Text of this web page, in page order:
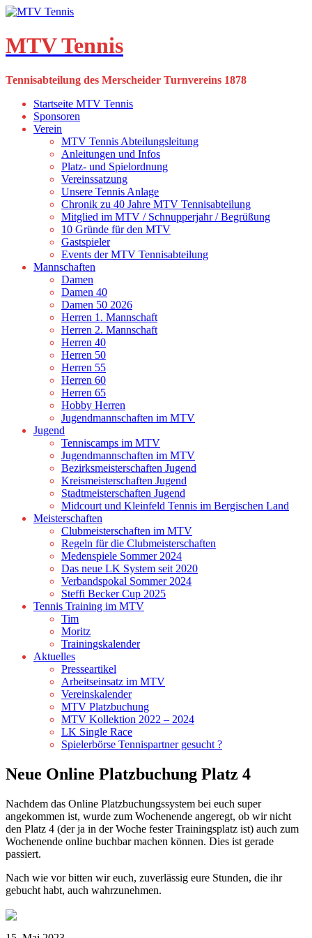
Skip
content
MTV Tennis
Tennisabteilung des Merscheider Turnvereins 1878
Startseite MTV Tennis
Sponsoren
Verein
MTV Tennis Abteilungsleitung
Anleitungen und Infos
Platz- und Spielordnung
Vereinssatzung
Unsere Tennis Anlage
Chronik zu 40 Jahre MTV Tennisabteilung
Mitglied im MTV / Schnupperjahr / Begrüßung
10 Gründe für den MTV
Gastspieler
Events der MTV Tennisabteilung
Mannschaften
Damen
Damen 40
Damen 50 2026
Herren 1. Mannschaft
Herren 2. Mannschaft
Herren 40
Herren 50
Herren 55
Herren 60
Herren 65
Hobby Herren
Jugendmannschaften im MTV
Jugend
Tenniscamps im MTV
Jugendmannschaften im MTV
Bezirksmeisterschaften Jugend
Kreismeisterschaften Jugend
Stadtmeisterschaften Jugend
Midcourt und Kleinfeld Tennis im Bergischen Land
Meisterschaften
Clubmeisterschaften im MTV
Regeln für die Clubmeisterschaften
Medenspiele Sommer 2024
Das neue LK System seit 2020
Verbandspokal Sommer 2024
Steffi Becker Cup 2025
Tennis Training im MTV
Tim
Moritz
Trainingskalender
Aktuelles
Presseartikel
Arbeitseinsatz im MTV
Vereinskalender
MTV Platzbuchung
MTV Kollektion 2022 – 2024
LK Single Race
Spielerbörse Tennispartner gesucht ?
Neue Online Platzbuchung Platz 4
Nachdem das Online Platzbuchungssystem bei euch super
angekommen ist, wurde zum Wochenende angeregt, ob wir nicht
den Platz 4 (der ja in der Woche fester Trainingsplatz ist) auch zum
Wochenende online buchbar machen können. Dies ist gerade
passiert.
Nach wie vor bitten wir euch, zuverlässig eure Stunden, die ihr
gebucht habt, auch wahrzunehmen.